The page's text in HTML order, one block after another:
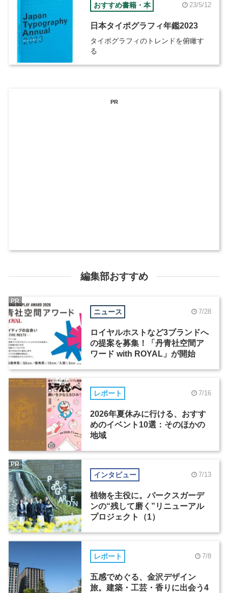
おすすめ書籍・本 23/5/12
日本タイポグラフィ年鑑2023
タイポグラフィのトレンドを俯瞰す
る
PR
編集部おすすめ
ニュース 7/28
ロイヤルホストなど3ブランドへ
の提案を募集！「丹青社空間ア
ワード with ROYAL」が開始
PR
レポート 7/16
2026年夏休みに行ける、おすす
めのイベント10選：そのほかの
地域
インタビュー 7/13
植物を主役に。パークスガーデ
ンの“残して磨く”リニューアル
プロジェクト（1）
PR
レポート 7/8
五感でめぐる、金沢デザイン
旅。建築・工芸・香りに出会う4